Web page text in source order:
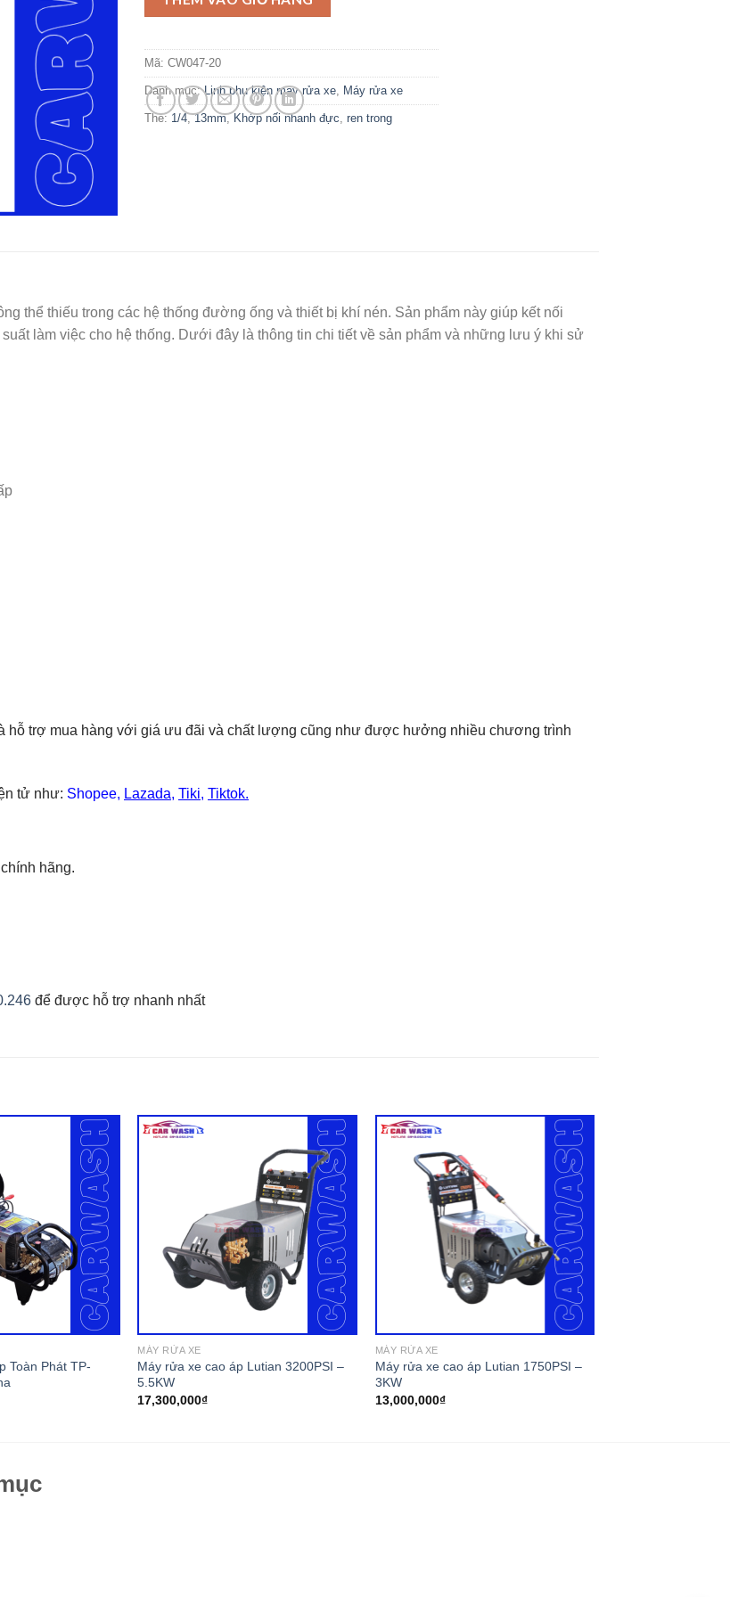
Mã: CW047-20
Danh mục:Linh phụ kiện máy rửa xe, Máy rửa xe
Thẻ: 1/4,13mm, Khớp nối nhanh đực, ren trong
thể thiếu trong các hệ thống đường ống và thiết bị khí nén. Sản phẩm này giúp kết nối
làm việc cho hệ thống. Dưới đây là thông tin chi tiết về sản phẩm và những lưu ý khi sử
hỗ trợ mua hàng với giá ưu đãi và chất lượng cũng như được hưởng nhiều chương trình
tử như: Shopee, Lazada, Tiki, Tiktok.
hãng.
để được hỗ trợ nhanh nhất
Toàn Phát TP-
MÁY RỬA XE
Máy rửa xe cao áp Lutian 3200PSI –
5.5KW
17,300,000₫
MÁY RỬA XE
Máy rửa xe cao áp Lutian 1750PSI –
3KW
13,000,000₫